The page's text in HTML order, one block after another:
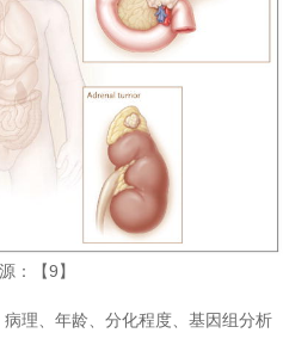
：【9】
理、年龄、分化程度、基因组分析